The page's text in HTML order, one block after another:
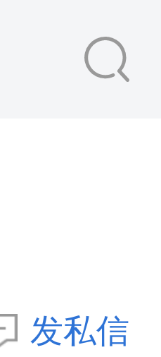
发私信